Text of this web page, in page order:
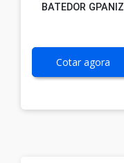
BATEDOR GPANIZ
Cotar agora